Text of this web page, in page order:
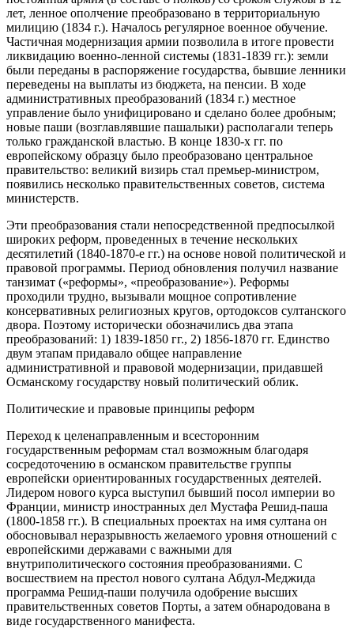
лет, ленное ополчение преобразовано в территориальную
милицию (1834 г.). Началось регулярное военное обучение.
Частичная модернизация армии позволила в итоге провести
ликвидацию военно-ленной системы (1831-1839 гг.): земли
были переданы в распоряжение государства, бывшие ленники
переведены на выплаты из бюджета, на пенсии. В ходе
административных преобразований (1834 г.) местное
управление было унифицировано и сделано более дробным;
новые паши (возглавлявшие пашалыки) располагали теперь
только гражданской властью. В конце 1830-х гг. по
европейскому образцу было преобразовано центральное
правительство: великий визирь стал премьер-министром,
появились несколько правительственных советов, система
министерств.
Эти преобразования стали непосредственной предпосылкой
широких реформ, проведенных в течение нескольких
десятилетий (1840-1870-е гг.) на основе новой политической и
правовой программы. Период обновления получил название
танзимат («реформы», «преобразование»). Реформы
проходили трудно, вызывали мощное сопротивление
консервативных религиозных кругов, ортодоксов султанского
двора. Поэтому исторически обозначились два этапа
преобразований: 1) 1839-1850 гг., 2) 1856-1870 гг. Единство
двум этапам придавало общее направление
административной и правовой модернизации, придавшей
Османскому государству новый политический облик.
Политические и правовые принципы реформ
Переход к целенаправленным и всесторонним
государственным реформам стал возможным благодаря
сосредоточению в османском правительстве группы
европейски ориентированных государственных деятелей.
Лидером нового курса выступил бывший посол империи во
Франции, министр иностранных дел Мустафа Решид-паша
(1800-1858 гг.). В специальных проектах на имя султана он
обосновывал неразрывность желаемого уровня отношений с
европейскими державами с важными для
внутриполитического состояния преобразованиями. С
восшествием на престол нового султана Абдул-Меджида
программа Решид-паши получила одобрение высших
правительственных советов Порты, а затем обнародована в
виде государственного манифеста.